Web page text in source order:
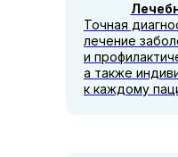
Точная
лечение
и
а также
к каждому